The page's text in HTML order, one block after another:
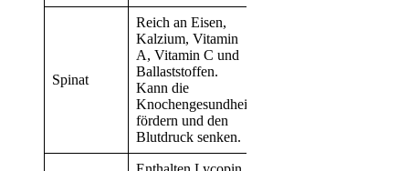
Spinat
Reich an Eisen,
Kalzium, Vitamin
A, Vitamin C und
Ballaststoffen.
Kann die
Knochengesundheit
fördern und den
Blutdruck senken.